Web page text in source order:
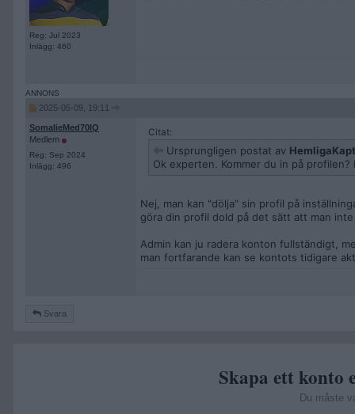
Reg: Jul 2023
Inlägg: 460
2025-05-09, 19:11
SomalieMed70IQ
Medlem
Reg: Sep 2024
Inlägg: 496
Citat:
Ursprungligen postat av
Ok experten. Kommer du in på profilen?
Nej, man kan "dölja" sin profil på
göra din profil dold på det sätt att man
Admin kan ju radera konton fullständigt,
man fortfarande kan se kontots tidigare
Svara
Skapa ett konto
Du måste